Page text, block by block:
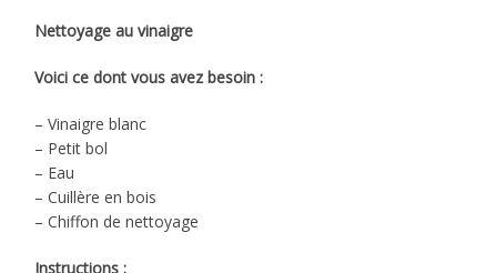
Nettoyage au vinaigre
Voici ce dont vous avez besoin :
– Vinaigre blanc
– Petit bol
– Eau
– Cuillère en bois
– Chiffon de nettoyage
Instructions :